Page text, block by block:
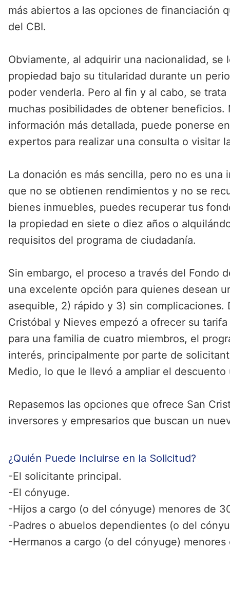
más abiertos a las opciones de financiación
del CBI.
Obviamente, al adquirir una nacionalidad, se
propiedad bajo su titularidad durante un
poder venderla. Pero al fin y al cabo, se
muchas posibilidades de obtener beneficios.
información más detallada, puede ponerse
expertos para realizar una consulta o visitar
La donación es más sencilla, pero no es una
que no se obtienen rendimientos y no se
bienes inmuebles, puedes recuperar tus
la propiedad en siete o diez años o
requisitos del programa de ciudadanía.
Sin embargo, el proceso a través del Fondo
una excelente opción para quienes desean
asequible, 2) rápido y 3) sin complicaciones.
Cristóbal y Nieves empezó a ofrecer su
para una familia de cuatro miembros, el
interés, principalmente por parte de
Medio, lo que le llevó a ampliar el
Repasemos las opciones que ofrece San
inversores y empresarios que buscan un
¿Quién Puede Incluirse en la Solicitud?
-El solicitante principal.
-El cónyuge.
-Hijos a cargo (o del cónyuge) menores de
-Padres o abuelos dependientes (o del
-Hermanos a cargo (o del cónyuge)